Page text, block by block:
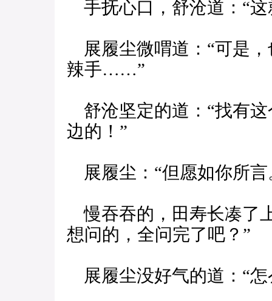
手抚心口，舒沧道：“
展履尘微喟道：“可是
辣手……”
舒沧坚定的道：“找有
边的！”
展履尘：“但愿如你所言
慢吞吞的，田寿长凑了
想问的，全问完了吧？”
展履尘没好气的道：“怎